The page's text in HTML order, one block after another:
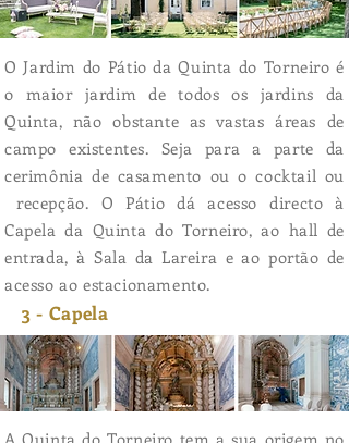
O Jardim do Pátio da Quinta do Torneiro é
o maior jardim de todos os jardins da
Quinta, não obstante as vastas áreas de
campo existentes. Seja para a parte da
cerimônia de casamento ou o cocktail ou
recepção. O Pátio dá acesso directo à
Capela da Quinta do Torneiro, ao hall de
entrada, à Sala da Lareira e ao portão de
acesso ao estacionamento.
3 - Capela
A Quinta do Torneiro tem a sua origem no